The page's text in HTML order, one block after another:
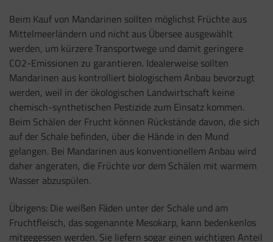
Beim Kauf von Mandarinen sollten möglichst Früchte aus
Mittelmeerländern und nicht aus Übersee ausgewählt
werden, um kürzere Transportwege und damit geringere
CO2-Emissionen zu garantieren. Idealerweise sollten
Mandarinen aus kontrolliert biologischem Anbau bevorzugt
werden, weil in der ökologischen Landwirtschaft keine
chemisch-synthetischen Pestizide zum Einsatz kommen.
Beim Schälen der Frucht können Rückstände davon, die sich
auf der Schale befinden, über die Hände in den Mund
gelangen. Bei Mandarinen aus konventionellem Anbau wird
daher angeraten, die Früchte vor dem Schälen mit warmem
Wasser abzuspülen.
Übrigens: Die weißen Fäden unter der Schale und am
Fruchtfleisch, das sogenannte Mesokarp, kann bedenkenlos
mitgegessen werden. Sie liefern sogar einen wichtigen Anteil